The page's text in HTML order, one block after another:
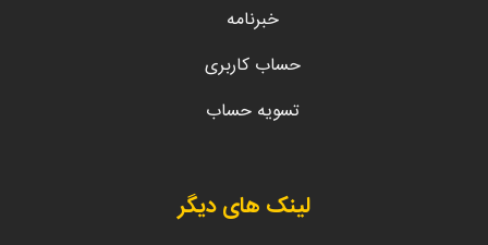
خبرنامه
حساب کاربری
تسویه حساب
لینک های دیگر